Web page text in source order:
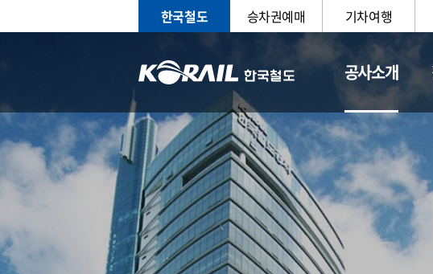
한국철도 승차권예매 기차여행
공사소개
CEO 일반현황